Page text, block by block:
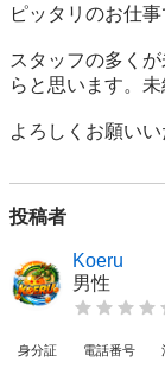
ピッタリのお仕事
スタッフの多く
らと思います。
よろしくお願いい
投稿者
Koeru
男性
身分証 電話番号